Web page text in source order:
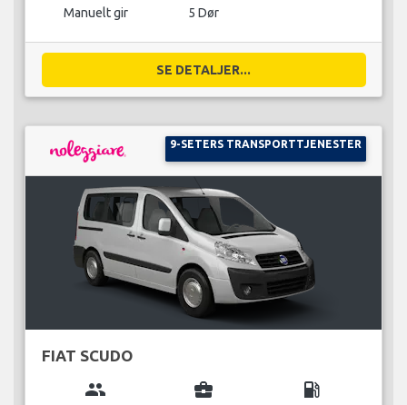
Manuelt gir 5 Dør
SE DETALJER...
9-SETERS TRANSPORTTJENESTER
FIAT SCUDO
group business_center local_gas_station